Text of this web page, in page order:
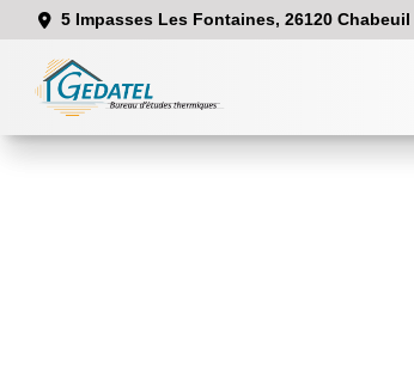
5 Impasses Les Fontaines, 26120 Chabeuil